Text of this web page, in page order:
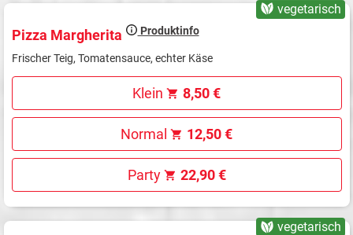
vegetarisch
Pizza Margherita Produktinfo
Frischer Teig, Tomatensauce, echter Käse
Klein 8,50 €
Normal 12,50 €
Party 22,90 €
vegetarisch